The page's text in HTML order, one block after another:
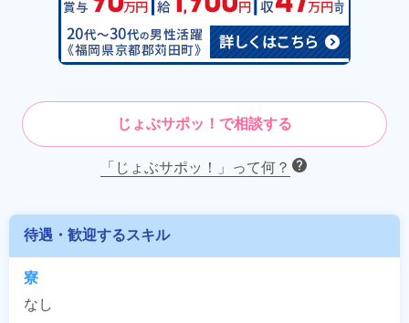
じょぶサポッ！で相談する
「じょぶサポッ！」って何？
待遇・歓迎するスキル
寮
なし